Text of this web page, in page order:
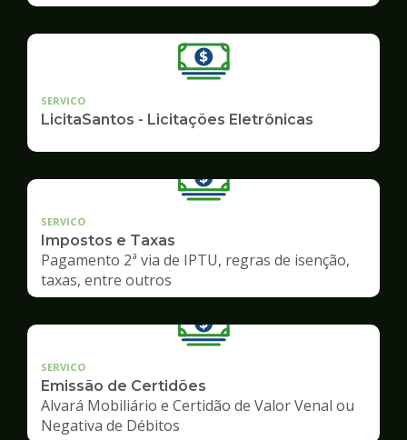
SERVICO
LicitaSantos - Licitações Eletrônicas
SERVICO
Impostos e Taxas
Pagamento 2ª via de IPTU, regras de isenção,
taxas, entre outros
SERVICO
Emissão de Certidões
Alvará Mobiliário e Certidão de Valor Venal ou
Negativa de Débitos